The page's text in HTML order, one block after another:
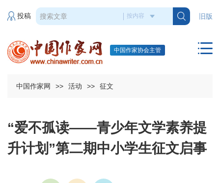
旧版
投稿
中国作家协会主管
中国作家网 >> 活动 >> 征文
“爱不孤读——青少年文学素养提
升计划”第二期中小学生征文启事